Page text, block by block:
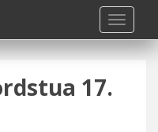
17.